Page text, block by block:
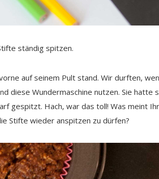
ständig spitzen.
auf seinem Pult stand. Wir durften,
diese Wundermaschine nutzen. Sie hatte
gespitzt. Hach, war das toll! Was meint Ihr
Stifte wieder anspitzen zu dürfen?